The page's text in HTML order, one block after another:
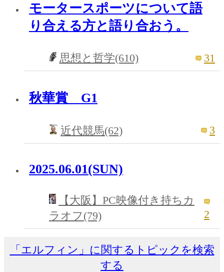
モータースポーツについて語
り合える方と語り合おう。
思想と哲学(610) 31
秋華賞 G1
近代競馬(62) 3
2025.06.01(SUN)
【大阪】PC映像付き持ちカ
ラオフ(79)
2
「エルフィン」に関するトピックを検索
する